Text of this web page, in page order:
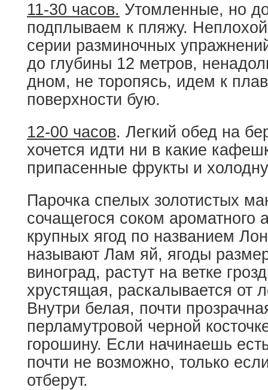
11-30 часов. Утомленные, но
подплываем к пляжу. Неплохой
серии разминочных
до глубины 12 метров,
дном, не торопясь, идем к
поверхности бую.
12-00 часов. Легкий обед на
хочется идти ни в какие
припасенные фрукты и
Парочка спелых золотистых
сочащегося соком ароматного
крупных ягод по названием
называют Лам яй, ягоды
виноград, растут на ветке
хрустящая, раскалывается от
Внутри белая, почти
перламутровой черной
горошину. Если начинаешь
почти не возможно, только
отберут.